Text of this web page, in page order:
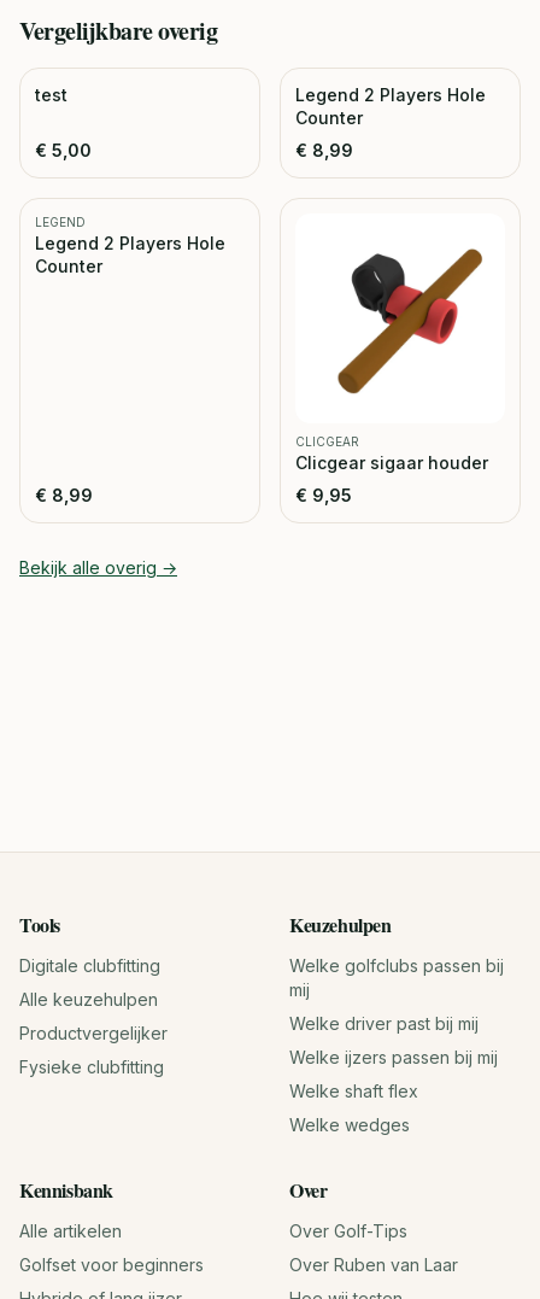
Vergelijkbareoverig
test
€ 5,00
Legend 2 Players Hole
Counter
€ 8,99
LEGEND
Legend 2 Players Hole
Counter
€ 8,99
CLICGEAR
Clicgear sigaar houder
€ 9,95
Bekijk alle overig →
Tools
Digitale clubfitting
Alle keuzehulpen
Productvergelijker
Fysieke clubfitting
Keuzehulpen
Welke golfclubs passen bij
mij
Welke driver past bij mij
Welke ijzers passen bij mij
Welke shaft flex
Welke wedges
Kennisbank
Alle artikelen
Golfset voor beginners
Over
Over Golf-Tips
Over Ruben van Laar